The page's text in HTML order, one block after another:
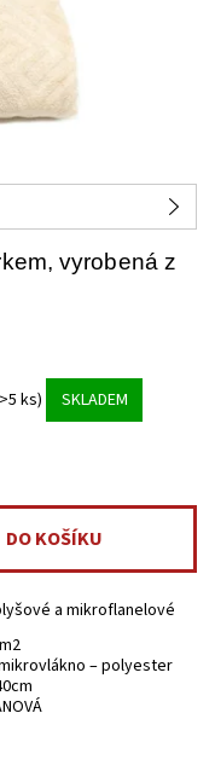
vyrobená z
ks) SKLADEM
a mikroflanelové
– polyester